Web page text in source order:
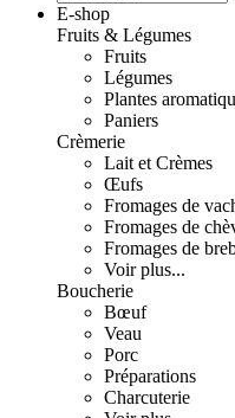
E-shop
Fruits & Légumes
Fruits
Légumes
Plantes
Paniers
Crèmerie
Lait et Crèmes
Œufs
Fromages de
Fromages de
Fromages de
Voir plus...
Boucherie
Bœuf
Veau
Porc
Préparations
Charcuterie